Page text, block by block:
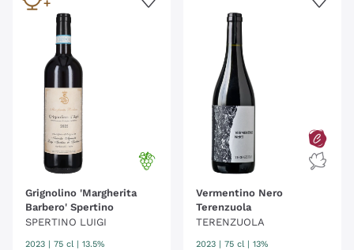
Grignolino 'Margherita
Barbero' Spertino
SPERTINO LUIGI
2023 | 75 cl | 13.5%
Vermentino Nero
Terenzuola
TERENZUOLA
2023 | 75 cl | 13%